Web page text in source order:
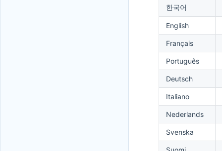
한국어
English
Français
Português
Deutsch
Italiano
Nederlands
Svenska